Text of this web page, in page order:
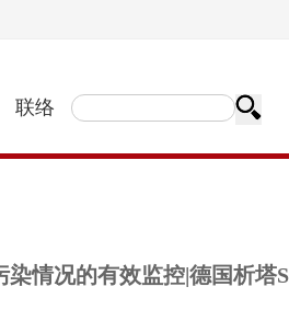
联络
情况的有效监控|德国析塔